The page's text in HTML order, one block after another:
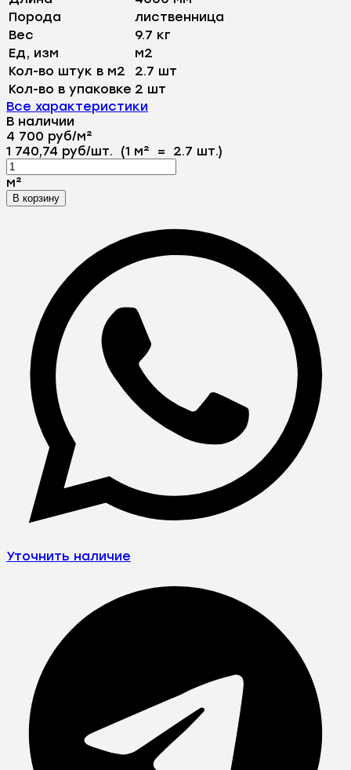
Порода
лиственница
Вес
9.7 кг
Ед, изм
м2
Кол-во штук в м2
2.7 шт
Кол-во в упаковке 2 шт
Все характеристики
В наличии
4 700 руб/м²
1 740,74 руб/шт. (1 м² = 2.7 шт.)
м²
В корзину
Уточнить наличие